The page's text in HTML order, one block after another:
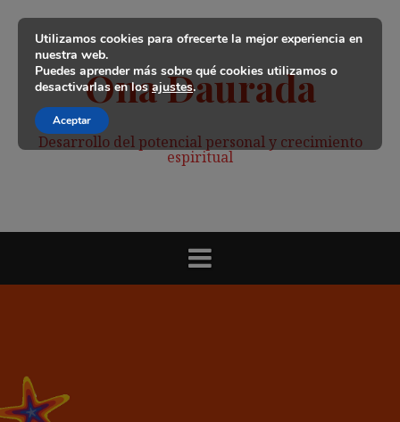
contenido
Ona Daurada
Desarrollo del potencial personal y crecimiento
espiritual
Utilizamos cookies para ofrecerte la mejor experiencia en
nuestra web.
Puedes aprender más sobre qué cookies utilizamos o
desactivarlas en losajustes.
Aceptar